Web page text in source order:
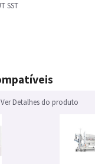
SST
Ver Detalhes do produto